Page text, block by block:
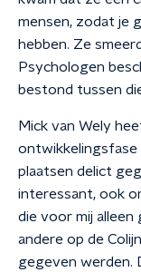
mensen, zodat je
hebben. Ze
Psychologen
bestond tussen
Mick van Wely
ontwikkelingsfase
plaatsen delict
interessant, ook
die voor mij alleen
andere op de
gegeven werden.